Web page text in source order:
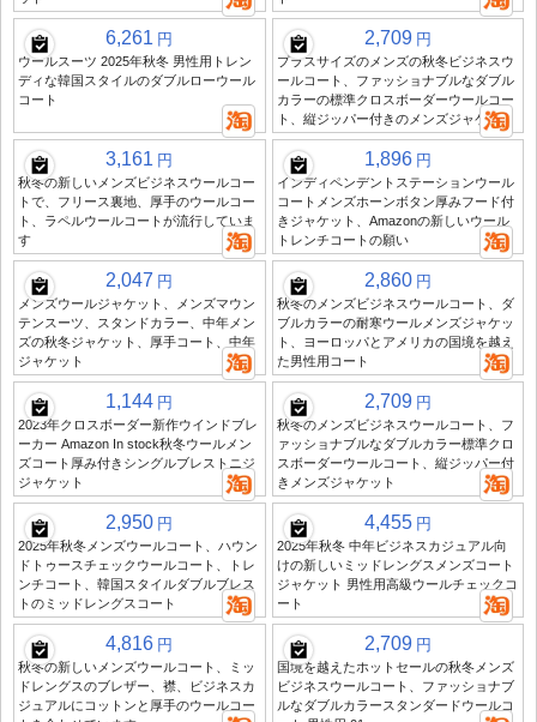
6,261 円
ウールスーツ 2025年秋冬 男性用トレン
ディな韓国スタイルのダブルローウール
コート
2,709 円
プラスサイズのメンズの秋冬ビジネスウ
ールコート、ファッショナブルなダブル
カラーの標準クロスボーダーウールコー
ト、縦ジッパー付きのメンズジャケット
3,161 円
秋冬の新しいメンズビジネスウールコー
トで、フリース裏地、厚手のウールコー
ト、ラペルウールコートが流行していま
す
1,896 円
インディペンデントステーションウール
コートメンズホーンボタン厚みフード付
きジャケット、Amazonの新しいウール
トレンチコートの願い
2,047 円
メンズウールジャケット、メンズマウン
テンスーツ、スタンドカラー、中年メン
ズの秋冬ジャケット、厚手コート、中年
ジャケット
2,860 円
秋冬のメンズビジネスウールコート、ダ
ブルカラーの耐寒ウールメンズジャケッ
ト、ヨーロッパとアメリカの国境を越え
た男性用コート
1,144 円
2023年クロスボーダー新作ウインドブレ
ーカー Amazon In stock秋冬ウールメン
ズコート厚み付きシングルブレストニジ
ジャケット
2,709 円
秋冬のメンズビジネスウールコート、フ
ァッショナブルなダブルカラー標準クロ
スボーダーウールコート、縦ジッパー付
きメンズジャケット
2,950 円
2025年秋冬メンズウールコート、ハウン
ドトゥースチェックウールコート、トレ
ンチコート、韓国スタイルダブルブレス
トのミッドレングスコート
4,455 円
2025年秋冬 中年ビジネスカジュアル向
けの新しいミッドレングスメンズコート
ジャケット 男性用高級ウールチェックコ
ート
4,816 円
秋冬の新しいメンズウールコート、ミッ
ドレングスのブレザー、襟、ビジネスカ
ジュアルにコットンと厚手のウールコー
2,709 円
国境を越えたホットセールの秋冬メンズ
ビジネスウールコート、ファッショナブ
ルなダブルカラースタンダードウールコ